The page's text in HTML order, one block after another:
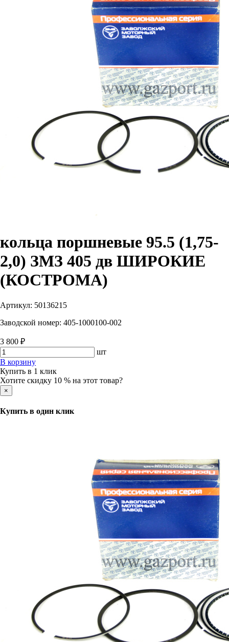
кольца поршневые 95.5 (1,75-
2,0) ЗМЗ 405 дв ШИРОКИЕ
(КОСТРОМА)
Артикул: 50136215
Заводской номер: 405-1000100-002
3 800 ₽
шт
В корзину
Купить в 1 клик
Хотите скидку 10 % на этот товар?
×
Купить в один клик